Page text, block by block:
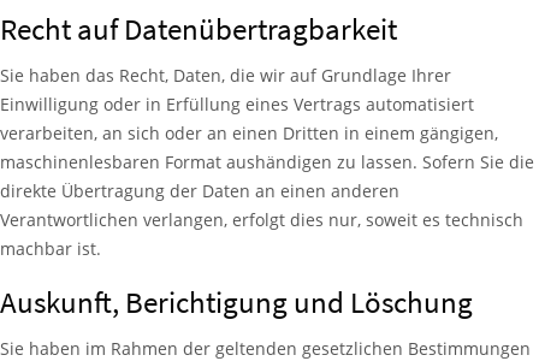
Recht auf Daten­übertrag­barkeit
Sie haben das Recht, Daten, die wir auf Grundlage Ihrer
Einwilligung oder in Erfüllung eines Vertrags automatisiert
verarbeiten, an sich oder an einen Dritten in einem gängigen,
maschinenlesbaren Format aushändigen zu lassen. Sofern Sie die
direkte Übertragung der Daten an einen anderen
Verantwortlichen verlangen, erfolgt dies nur, soweit es technisch
machbar ist.
Auskunft, Berichtigung und Löschung
Sie haben im Rahmen der geltenden gesetzlichen Bestimmungen